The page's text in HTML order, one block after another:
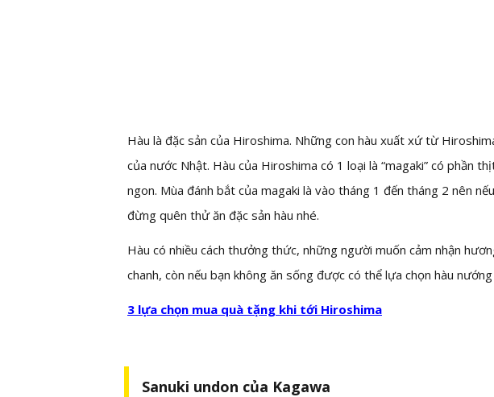
Hàu là đặc sản của Hiroshima. Những con hàu xuất xứ từ
của nước Nhật. Hàu của Hiroshima có 1 loại là “magaki” có phần
ngon. Mùa đánh bắt của magaki là vào tháng 1 đến tháng 2 nên
đừng quên thử ăn đặc sản hàu nhé.
Hàu có nhiều cách thưởng thức, những người muốn cảm nhận
chanh, còn nếu bạn không ăn sống được có thể lựa chọn hàu nướng
3 lựa chọn mua quà tặng khi tới Hiroshima
Sanuki undon của Kagawa